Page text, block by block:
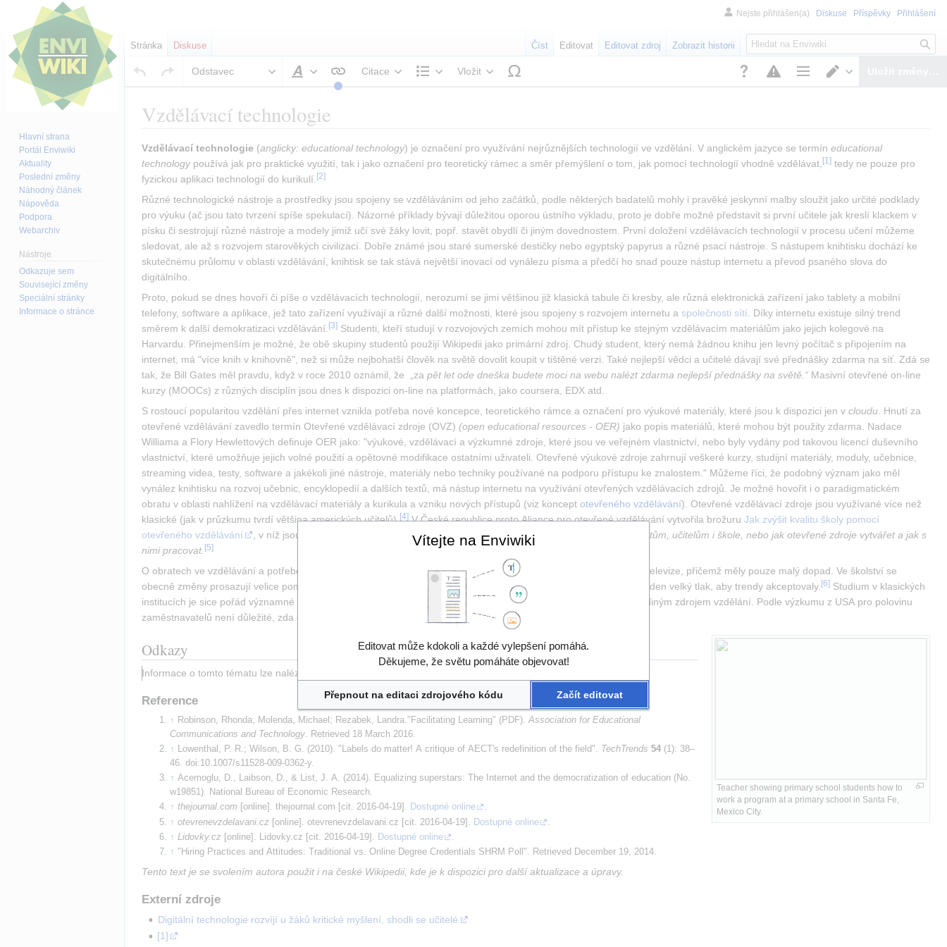
Odstavec
Styl textu
Citace
Vložit
Vzdělávací technologie
Skočit
na
navigaci
Skočit
na
vyhledávání
Vzdělávací technologie (anglicky: educational technology) je označení pro využívání nejrůznějších technologií ve vzdělání. V anglickém jazyce se termín educational
technology používá jak pro praktické využití, tak i jako označení pro teoretický rámec a směr přemýšlení o tom, jak pomocí technologií vhodně vzdělávat, [1 ] tedy ne pouze pro
fyzickou aplikaci technologií do kurikulí. [2]
Různé technologické nástroje a prostředky jsou spojeny se vzděláváním od jeho začátků, podle některých badatelů mohly i pravěké jeskynní malby sloužit jako určité podklady
pro výuku (ač jsou tato tvrzení spíše spekulací). Názorné příklady bývají důležitou oporou ústního výkladu, proto je dobře možné představit si první učitele jak kreslí klackem v
písku či sestrojují různé nástroje a modely jimiž učí své žáky lovit, popř. stavět obydlí či jiným dovednostem. První doložení vzdělávacích technologií v procesu učení můžeme
sledovat, ale až s rozvojem starověkých civilizací. Dobře známé jsou staré sumerské destičky nebo egyptský papyrus a různé psací nástroje. S nástupem knihtisku dochází ke
skutečnému průlomu v oblasti vzdělávání, knihtisk se tak stává největší inovací od vynálezu písma a předčí ho snad pouze nástup internetu a převod psaného slova do
digitálního.
Proto, pokud se dnes hovoří či píše o vzdělávacích technologií, nerozumí se jimi většinou již klasická tabule či kresby, ale různá elektronická zařízení jako tablety a mobilní
telefony, software a aplikace, jež tato zařízení využívají a různé další možnosti, které jsou spojeny s rozvojem internetu a společnosti sítí. Díky internetu existuje silný trend
směrem k další demokratizaci vzdělávání. [3] Studenti, kteří studují v rozvojových zemích mohou mít přístup ke stejným vzdělávacím materiálům jako jejich kolegové na
Harvardu. Přinejmenším je možné, že obě skupiny studentů použijí Wikipedii jako primární zdroj. Chudý student, který nemá žádnou knihu jen levný počítač s připojením na
internet, má "více knih v knihovně", než si může nejbohatší člověk na světě dovolit koupit v tištěné verzi. Také nejlepší vědci a učitelé dávají své přednášky zdarma na síť. Zdá se
tak, že Bill Gates měl pravdu, když v roce 2010 oznámil, že  „za pět let ode dneška budete moci na webu nalézt zdarma nejlepší přednášky na světě.“ Masivní otevřené on-line
kurzy (MOOCs) z různých disciplín jsou dnes k dispozici on-line na platformách, jako coursera, EDX atd.
S rostoucí popularitou vzdělání přes internet vznikla potřeba nové koncepce, teoretického rámce a označení pro výukové materiály, které jsou k dispozici jen v cloudu. Hnutí za
otevřené vzdělávání zavedlo termín Otevřené vzdělávací zdroje (OVZ) (open educational resources - OER) jako popis materiálů, které mohou být použity zdarma. Nadace
Williama a Flory Hewlettových definuje OER jako: "výukové, vzdělávací a výzkumné zdroje, které jsou ve veřejném vlastnictví, nebo byly vydány pod takovou licencí duševního
vlastnictví, které umožňuje jejich volné použití a opětovné modifikace ostatními uživateli. Otevřené výukové zdroje zahrnují veškeré kurzy, studijní materiály, moduly, učebnice,
streaming videa, testy, software a jakékoli jiné nástroje, materiály nebo techniky používané na podporu přístupu ke znalostem." Můžeme říci, že podobný význam jako měl
vynález knihtisku na rozvoj učebnic, encyklopedií a dalších textů, má nástup internetu na využívání otevřených vzdělávacích zdrojů. Je možné hovořit i o paradigmatickém
obratu v oblasti nahlížení na vzdělávací materiály a kurikula a vzniku nových přístupů (viz koncept otevřeného vzdělávání). Otevřené vzdělávací zdroje jsou využívané více než
klasické (jak v průzkumu tvrdí většina amerických učitelů).[4] V České republice proto Aliance pro otevřené vzdělávání vytvořila brožuru Jak zvýšit kvalitu školy pomocí
otevřeného vzdělávání
, v níž jsou uvedené
konkrétní příklady, jak pomůže otevřené vzdělávání žákům či studentům, učitelům i škole, nebo jak otevřené zdroje vytvářet a jak s
nimi pracovat. [5]
O obratech ve vzdělávání a potřebě inovací se diskutovalo již v souvislosti s nástupem technologií jako je rádio či televize, přičemž měly pouze malý dopad. Ve školství se
obecně změny prosazují velice pomalu. S nástupem internetu se situace ovšem mění a na stávající instituce je kladen velký tlak, aby trendy akceptovaly. [6] Studium v klasických
institucích je sice pořád významné a poskytuje výhodu na trhu práce, ukazuje se ovšem, že již přestává být tím jediným zdrojem vzdělání. Podle výzkumu z USA pro polovinu
zaměstnavatelů není důležité, zda dotyčný získal diplom na klasické univerzitě či formou online vzdělávání.
Teacher showing primary school students how to
work a program at a primary school in Santa Fe,
Mexico City.
Odkazy
Informace o tomto tématu lze nalézt také v článku
Reference
Robinson, Rhonda; Molenda, Michael; Rezabek, Landra."Facilitating Learning" (PDF). Association for Educational
Communications and Technology . Retrieved 18 March 2016.
Lowenthal, P. R.; Wilson, B. G. (2010). "Labels do matter! A critique of AECT's redefinition of the field". TechTrends 54 (1): 38–
46. doi:10.1007/s11528-009-0362-y.
Acemoglu, D., Laibson, D., & List, J. A. (2014). Equalizing superstars: The Internet and the democratization of education (No.
w19851). National Bureau of Economic Research.
thejournal.com [online]. thejournal.com [cit. 2016-04-19]. Dostupné online
.
otevrenevzdelavani.cz [online]. otevrenevzdelavani.cz [cit. 2016-04-19]. Dostupné online
Lidovky.cz [online]. Lidovky.cz [cit. 2016-04-19]. Dostupné online
.
"Hiring Practices and Attitudes: Traditional vs. Online Degree Credentials SHRM Poll". Retrieved December 19, 2014.
Tento text je se svolením autora použit i na české Wikipedii, kde je k dispozici pro další aktualizace a úpravy.
Externí zdroje
Digitální technologie rozvíjí u žáků kritické myšlení, shodli se učitelé
Nejste přihlášen(a) Diskuse Příspěvky Přihlášení
Stránka Diskuse Číst Editovat Editovat zdroj Zobrazit historii
H
l
e
Hlavní strana
Portál Enviwiki
Aktuality
Poslední změny
Náhodný článek
Nápověda
Podpora
Webarchiv
Nástroje
Odkazuje sem
Související změny
Speciální stránky
Informace o stránce
Vítejte na Enviwiki
Editovat může kdokoli a každé vylepšení pomáhá.
Děkujeme, že světu pomáháte objevovat!
Přepnout na editaci zdrojového kódu Začít editovat